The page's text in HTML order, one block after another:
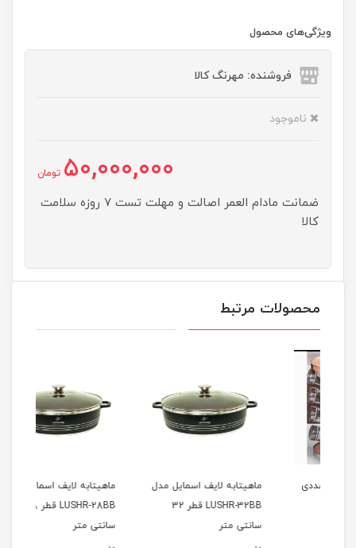
ویژگی‌های محصول
فروشنده: مهرنگ کالا
ناموجود
50,000,000 تومان
ضمانت مادام العمر اصالت و مهلت تست ۷ روزه سلامت
کالا
محصولات مرتبط
ماهیتابه لایف اسمایل مدل
LUSHR-32BB قطر 32
ماهیتابه لایف اسمایل مدل
LUSHR-28BB قطر 28